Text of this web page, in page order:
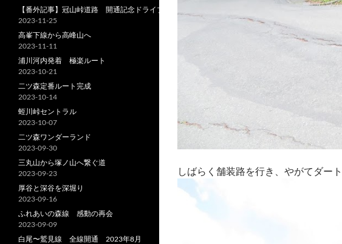
しばらく舗装路を行き、やがてダー
【番外記事】冠山峠道路 開通記念ドライブ
2023-11-25
高峯下線から高峰山へ
2023-11-11
浦川河内発着 極楽ルート
2023-10-21
二ツ森定番ルート完成
2023-10-14
蛭川峠セントラル
2023-10-07
二ツ森ワンダーランド
2023-09-30
三丸山から塚ノ山へ繋ぐ道
2023-09-23
厚谷と深谷を深堀り
2023-09-16
ふれあいの森線 感動の再会
2023-09-09
白尾〜鷲見線 全線開通 2023年8月